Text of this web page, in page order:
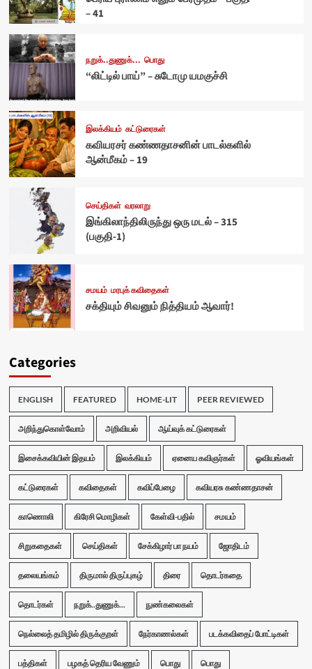
– 41
நறுக்..துணுக்... பொது
“லிட்டில் பாய்” – சுடோமு யமகுச்சி
இலக்கியம் கட்டுரைகள்
கவியரசர் கண்ணதாசனின் பாடல்களில்
ஆன்மீகம் – 19
செய்திகள் வரலாறு
இங்கிலாந்திலிருந்து ஒரு மடல் – 315
(பகுதி-1)
சமயம் மரபுக் கவிதைகள்
சக்தியும் சிவனும் நித்தியம் ஆவார்!
Categories
ENGLISH FEATURED HOME-LIT PEER REVIEWED
அறிந்துகொள்வோம் அறிவியல் ஆய்வுக் கட்டுரைகள்
இசைக்கவியின் இதயம் இலக்கியம் ஏனைய கவிஞர்கள் ஓவியங்கள்
கட்டுரைகள் கவிதைகள் கவிப்பேழை கவியரசு கண்ணதாசன்
காணொலி கிரேசி மொழிகள் கேள்வி-பதில் சமயம்
சிறுகதைகள் செய்திகள் சேக்கிழார் பா நயம் ஜோதிடம்
தலையங்கம் திருமால் திருப்புகழ் திரை தொடர்கதை
தொடர்கள் நறுக்..துணுக்... நுண்கலைகள்
நெல்லைத் தமிழில் திருக்குறள் நேர்காணல்கள் படக்கவிதைப் போட்டிகள்
பத்திகள் பழகத் தெரிய வேணும் பொது பொது